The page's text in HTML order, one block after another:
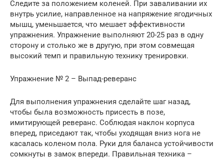
Следите за положением коленей. При заваливании их
внутрь усилие, направленное на напряжение ягодичных
мышц, уменьшается, что мешает эффективности
упражнения. Упражнение выполняют 20-25 раз в одну
сторону и столько же в другую, при этом совмещая
высокий темп и правильную технику тренировки.
Упражнение № 2 – Выпад-реверанс
Для выполнения упражнения сделайте шаг назад,
чтобы была возможность присесть в позе,
имитирующей реверанс. Соблюдая наклон корпуса
вперед, приседают так, чтобы уходящая вниз нога не
касалась коленом пола. Руки для баланса устойчивости
сомкнуты в замок впереди. Правильная техника –